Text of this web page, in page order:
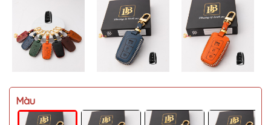
BMW
VOLVO
PORSCHE
LEXUS
Màu